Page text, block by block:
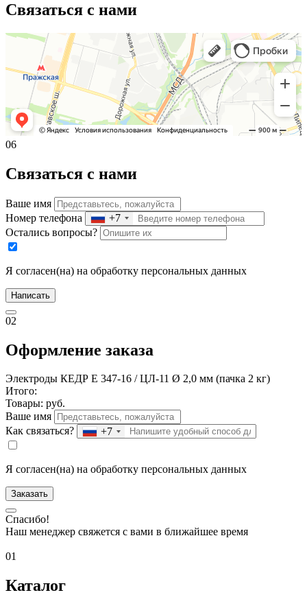
Связаться с нами
06
Связаться с нами
Ваше имя
Номер телефона
+7
Остались вопросы?
Я согласен(на) на обработку персональных данных
Написать
02
Оформление заказа
Электроды КЕДР E 347-16 / ЦЛ-11 Ø 2,0 мм (пачка 2 кг)
Итого:
Товары: руб.
Ваше имя
Как связаться?
+7
Я согласен(на) на обработку персональных данных
Заказать
Спасибо!
Наш менеджер свяжется с вами в ближайшее время
01
Каталог